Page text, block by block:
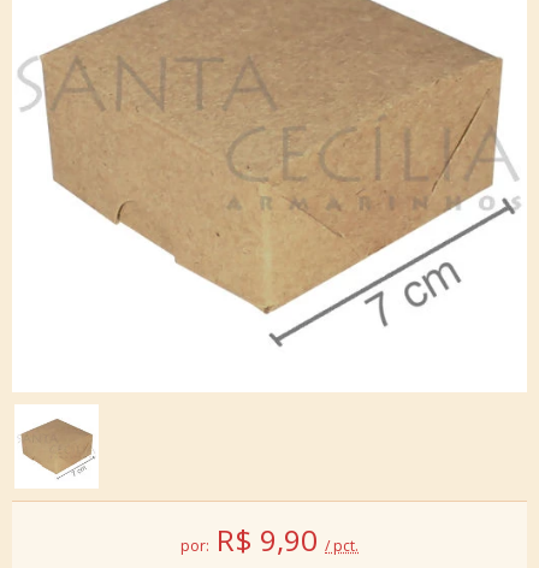
por: R$ 9,90 / pct.